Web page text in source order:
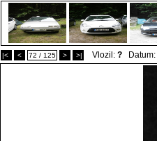
|< < 72 / 125 > >| Vlozil: ? Datum: